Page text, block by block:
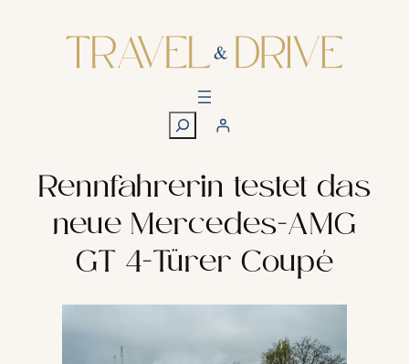
u
h
e
n
Rennfahrerin testet das
neue Mercedes-AMG
GT 4-Türer Coupé